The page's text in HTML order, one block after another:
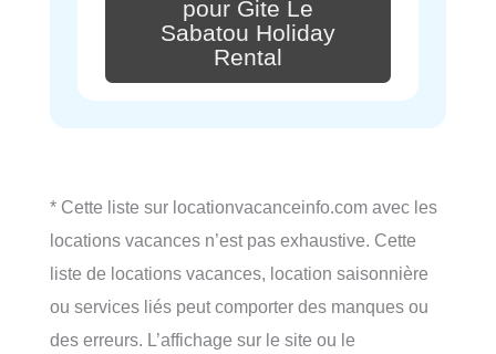
pour Gite Le
Sabatou Holiday
Rental
* Cette liste sur locationvacanceinfo.com avec les
locations vacances n’est pas exhaustive. Cette
liste de locations vacances, location saisonnière
ou services liés peut comporter des manques ou
des erreurs. L’affichage sur le site ou le